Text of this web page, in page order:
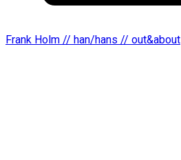
Frank Holm // han/hans // out&about